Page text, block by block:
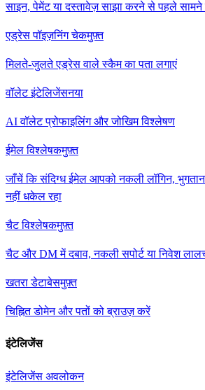
साइन, पेमेंट या दस्तावेज़ साझा करने से पहले
एड्रेस पॉइज़निंग चेकमुफ़्त
मिलते-जुलते एड्रेस वाले स्कैम का पता लगाएं
वॉलेट इंटेलिजेंसनया
AI वॉलेट प्रोफाइलिंग और जोखिम विश्लेषण
ईमेल विश्लेषकमुफ़्त
जाँचें कि संदिग्ध ईमेल आपको नकली लॉगिन,
नहीं धकेल रहा
चैट विश्लेषकमुफ़्त
चैट और DM में दबाव, नकली सपोर्ट या निवेश
खतरा डेटाबेसमुफ़्त
चिह्नित डोमेन और पतों को ब्राउज़ करें
इंटेलिजेंस
इंटेलिजेंस अवलोकन